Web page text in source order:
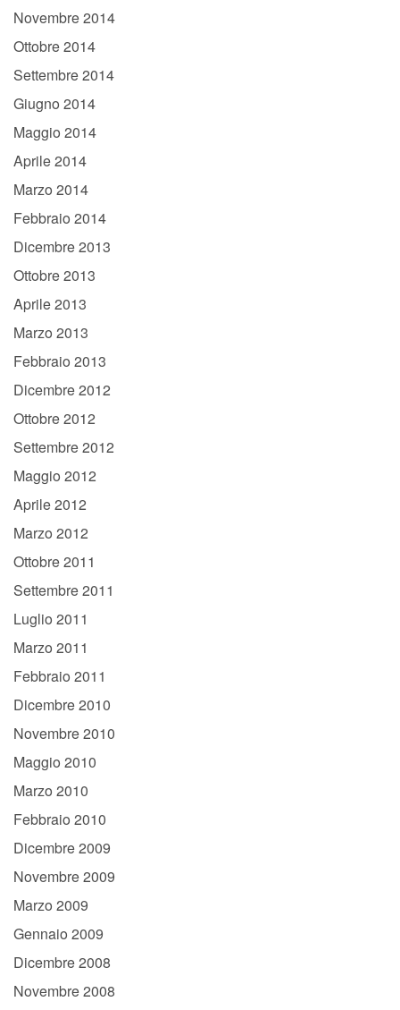
Novembre 2014
Ottobre 2014
Settembre 2014
Giugno 2014
Maggio 2014
Aprile 2014
Marzo 2014
Febbraio 2014
Dicembre 2013
Ottobre 2013
Aprile 2013
Marzo 2013
Febbraio 2013
Dicembre 2012
Ottobre 2012
Settembre 2012
Maggio 2012
Aprile 2012
Marzo 2012
Ottobre 2011
Settembre 2011
Luglio 2011
Marzo 2011
Febbraio 2011
Dicembre 2010
Novembre 2010
Maggio 2010
Marzo 2010
Febbraio 2010
Dicembre 2009
Novembre 2009
Marzo 2009
Gennaio 2009
Dicembre 2008
Novembre 2008